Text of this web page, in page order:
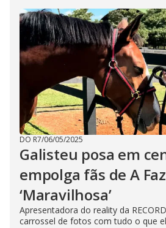
DO R7/06/05/2025
Galisteu posa em
empolga fãs de A
‘Maravilhosa’
Apresentadora do reality da
carrossel de fotos com tudo o que